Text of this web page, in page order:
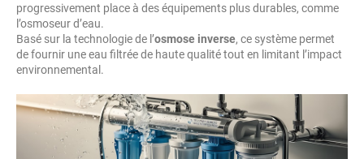
progressivement place à des équipements plus durables, comme
l’osmoseur d’eau.
Basé sur la technologie de l’osmose inverse, ce système permet
de fournir une eau filtrée de haute qualité tout en limitant l’impact
environnemental.